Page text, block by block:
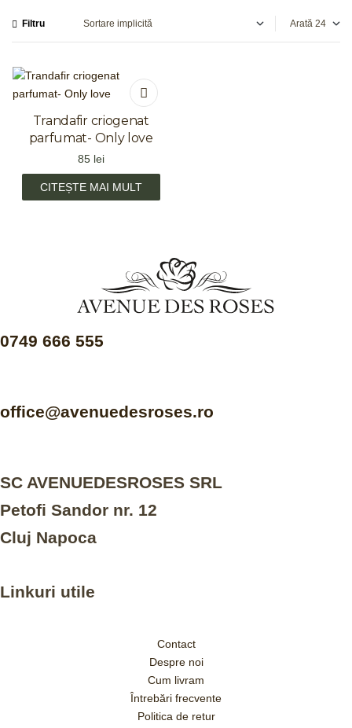
Filtru Arată
Trandafir criogenat
parfumat- Only love
85 lei
CITEȘTE MAI MULT
0749 666 555
office@avenuedesroses.ro
SC AVENUEDESROSES SRL
Petofi Sandor nr. 12
Cluj Napoca
Linkuri utile
Contact
Despre noi
Cum livram
Întrebări frecvente
Politica de retur